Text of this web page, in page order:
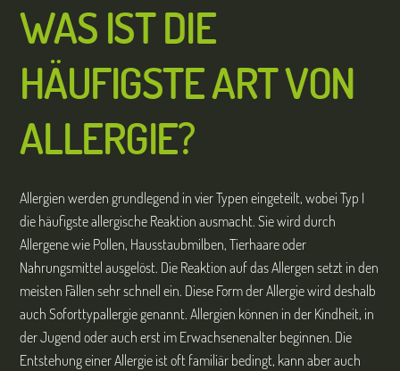
WAS IST DIE
HÄUFIGSTE ART VON
ALLERGIE?
Allergien werden grundlegend in vier Typen eingeteilt, wobei Typ I
die häufigste allergische Reaktion ausmacht. Sie wird durch
Allergene wie Pollen, Hausstaubmilben, Tierhaare oder
Nahrungsmittel ausgelöst. Die Reaktion auf das Allergen setzt in den
meisten Fällen sehr schnell ein. Diese Form der Allergie wird deshalb
auch Soforttypallergie genannt. Allergien können in der Kindheit, in
der Jugend oder auch erst im Erwachsenenalter beginnen. Die
Entstehung einer Allergie ist oft familiär bedingt, kann aber auch